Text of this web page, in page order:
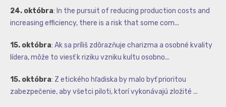
24. októbra: In the pursuit of reducing production costs and
increasing efficiency, there is a risk that some com...
15. októbra: Ak sa príliš zdôrazňuje charizma a osobné kvality
lídera, môže to viesť k riziku vzniku kultu osobno...
15. októbra: Z etického hľadiska by malo byť prioritou
zabezpečenie, aby všetci piloti, ktorí vykonávajú zložité ...